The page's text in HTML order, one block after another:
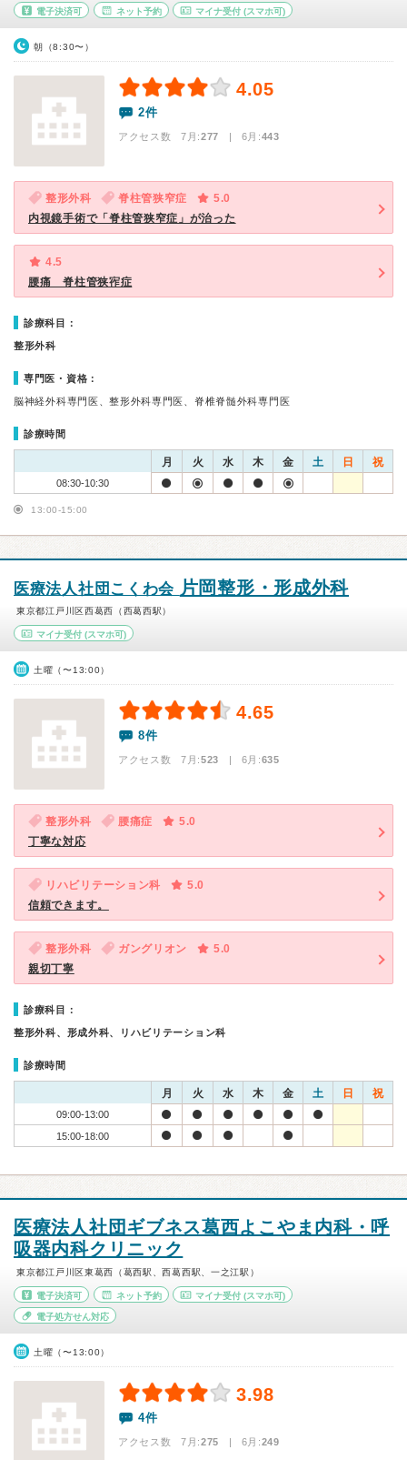
電子決済可 ネット予約 マイナ受付 (スマホ可)
朝（8:30〜）
4.05
2件
アクセス数 7月:277 | 6月:443
整形外科 脊柱管狭窄症
5.0
内視鏡手術で「脊柱管狭窄症」が治った
4.5
腰痛 脊柱管狭宱症
診療科目：
整形外科
専門医・資格：
脳神経外科専門医、整形外科専門医、脊椎脊髄外科専門医
診療時間
月 火 水 木 金 土 日 祝
08:30-10:30
13:00-15:00
医療法人社団こくわ会 片岡整形・形成外科
東京都江戸川区西葛西（西葛西駅）
マイナ受付 (スマホ可)
土曜（〜13:00）
4.65
8件
アクセス数 7月:523 | 6月:635
整形外科 腰痛症
5.0
丁寧な対応
リハビリテーション科
5.0
信頼できます。
整形外科 ガングリオン
5.0
親切丁寧
診療科目：
整形外科、形成外科、リハビリテーション科
診療時間
月 火 水 木 金 土 日 祝
09:00-13:00
15:00-18:00
医療法人社団ギブネス葛西よこやま内科・呼
吸器内科クリニック
東京都江戸川区東葛西（葛西駅、西葛西駅、一之江駅）
電子決済可 ネット予約 マイナ受付 (スマホ可)
電子処方せん対応
土曜（〜13:00）
3.98
4件
アクセス数 7月:275 | 6月:249